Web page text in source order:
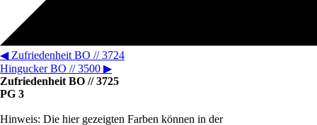
◀ Zufriedenheit BO // 3724
Hingucker BO // 3500 ▶
Zufriedenheit BO // 3725
PG 3
Hinweis: Die hier gezeigten Farben können in der